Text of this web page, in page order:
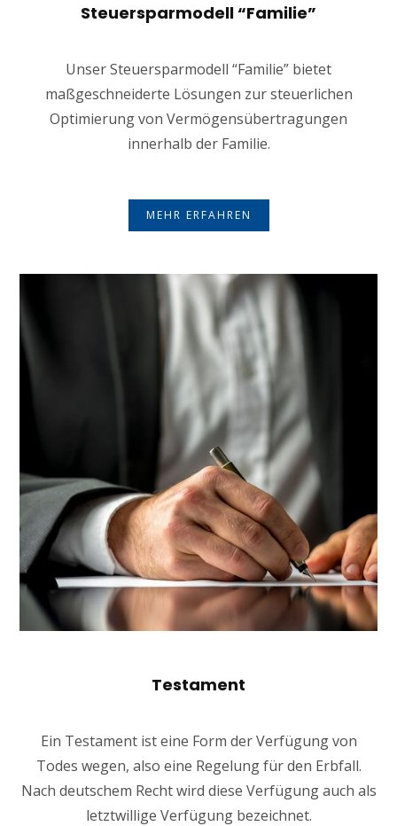
Steuersparmodell “Familie”
Unser Steuersparmodell “Familie” bietet
maßgeschneiderte Lösungen zur steuerlichen
Optimierung von Vermögensübertragungen
innerhalb der Familie.
MEHR ERFAHREN
Testament
Ein Testament ist eine Form der Verfügung von
Todes wegen, also eine Regelung für den Erbfall.
Nach deutschem Recht wird diese Verfügung auch als
letztwillige Verfügung bezeichnet.